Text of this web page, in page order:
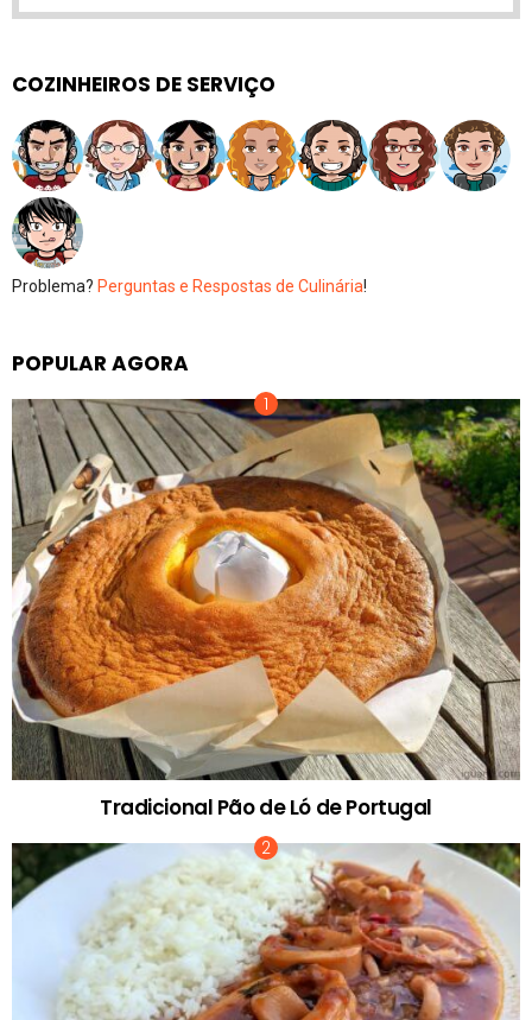
COZINHEIROS DE SERVIÇO
Problema? Perguntas e Respostas de Culinária!
POPULAR AGORA
Tradicional Pão de Ló de Portugal